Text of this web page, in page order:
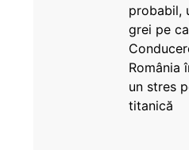
probabil,
grei pe
România
un stres
titanică